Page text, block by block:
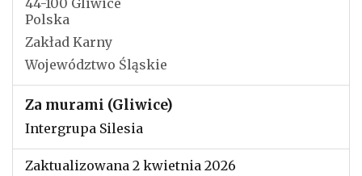
44-100 Gliwice
Polska
Zakład Karny
Województwo Śląskie
Za murami (Gliwice)
Intergrupa Silesia
Zaktualizowana 2 kwietnia 2026